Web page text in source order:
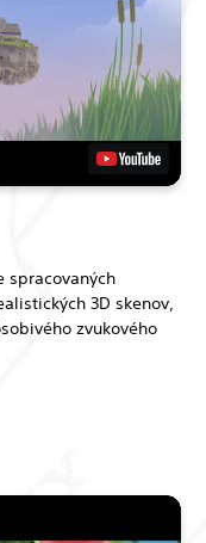
spracovaných
3D skenov,
zvukového